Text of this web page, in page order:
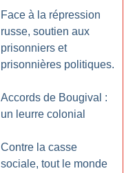
Face à la répression
russe, soutien aux
prisonniers et
prisonnières politiques.
Accords de Bougival :
un leurre colonial
Contre la casse
sociale, tout le monde